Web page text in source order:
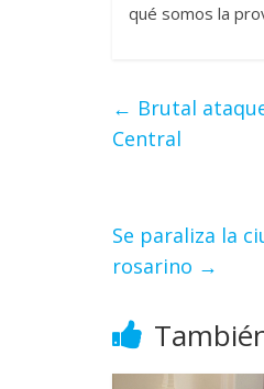
qué somos la
← Brutal
Central
Se paraliza la
rosarino →